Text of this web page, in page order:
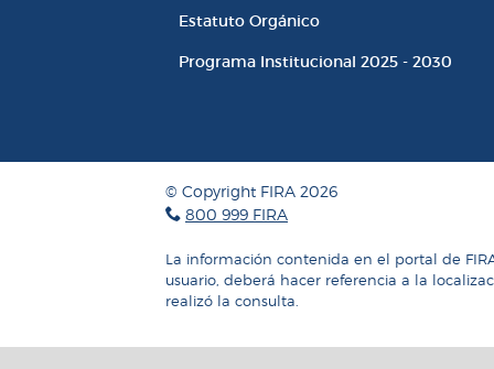
Estatuto Orgánico
Programa Institucional 2025 - 2030
© Copyright FIRA 2026
800 999 FIRA
La información contenida en el portal de
usuario, deberá hacer referencia a la
realizó la consulta.